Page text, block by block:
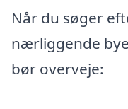
Når du søger
nærliggende
bør overveje: